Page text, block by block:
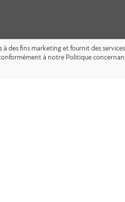
à des fins marketing et fournit des
à notre Politique